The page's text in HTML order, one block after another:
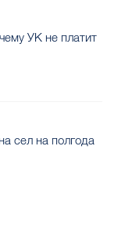
УК не платит
сел на полгода